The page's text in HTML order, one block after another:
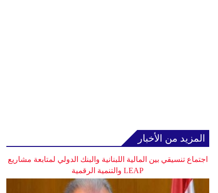
المزيد من الأخبار
اجتماع تنسيقي بين المالية اللبنانية والبنك الدولي لمتابعة مشاريع
LEAP والتنمية الرقمية